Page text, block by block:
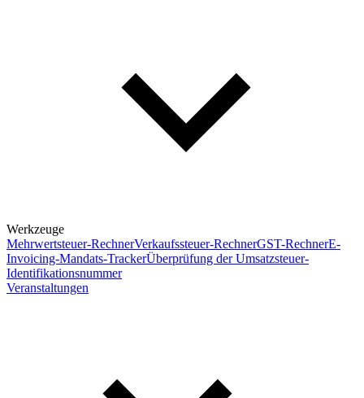
Werkzeuge
Mehrwertsteuer-RechnerVerkaufssteuer-RechnerGST-RechnerE-
Invoicing-Mandats-TrackerÜberprüfung der Umsatzsteuer-
Identifikationsnummer
Veranstaltungen